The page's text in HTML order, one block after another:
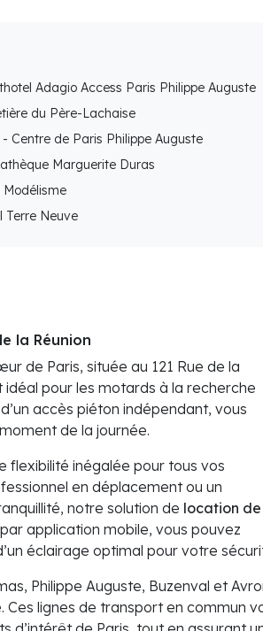
Adagio Access Paris Philippe Auguste
du Père-Lachaise
Centre de Paris Philippe Auguste
Marguerite Duras
Modélisme
Terre Neuve
la Réunion
de Paris, située au 121 Rue de la
idéal pour les motards à la recherche
accès piéton indépendant, vous
de la journée.
flexibilité inégalée pour tous vos
en déplacement ou un
notre solution de location de
application mobile, vous pouvez
éclairage optimal pour votre
Philippe Auguste, Buzenval et
lignes de transport en commun